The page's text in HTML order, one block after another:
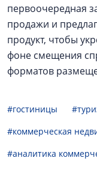
первоочередная
продажи и
продукт, чтобы
фоне смещения
форматов
#гостиницы
#коммерческая
#аналитика